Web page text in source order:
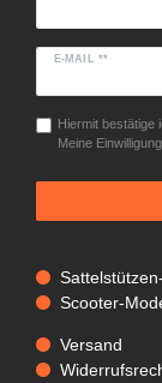
E-MAIL **
Hiermit bestätige
Meine
Scooter-
Versand